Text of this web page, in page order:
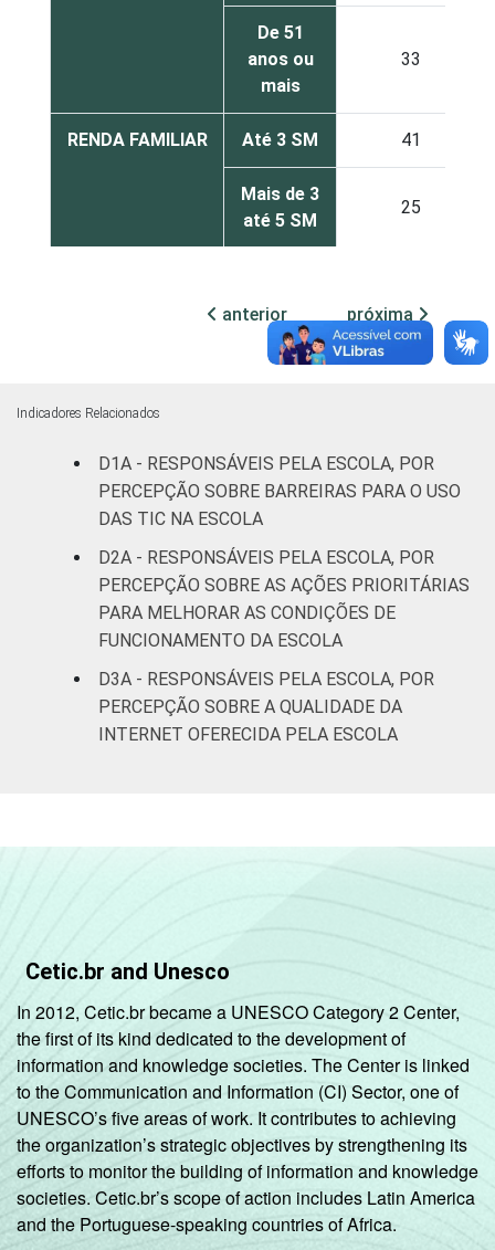
De 51
anos ou
mais
33
RENDA FAMILIAR Até 3 SM 41
Mais de 3
até 5 SM
25
Até 3 SM
Mais de 5
37
REGIÃO Norte 48
Centro-
Oeste
Nordeste 33
Total -
Públicas
34
Particular 3
Fonte: CGI.br/NIC.br, Centro Regional de
Estudos para o Desenvolvimento da
Sociedade da Informação (Cetic.br),
anterior próxima
Indicadores Relacionados
D1A - RESPONSÁVEIS PELA ESCOLA, POR
PERCEPÇÃO SOBRE BARREIRAS PARA O USO
DAS TIC NA ESCOLA
D2A - RESPONSÁVEIS PELA ESCOLA, POR
PERCEPÇÃO SOBRE AS AÇÕES PRIORITÁRIAS
PARA MELHORAR AS CONDIÇÕES DE
FUNCIONAMENTO DA ESCOLA
D3A - RESPONSÁVEIS PELA ESCOLA, POR
PERCEPÇÃO SOBRE A QUALIDADE DA
INTERNET OFERECIDA PELA ESCOLA
Cetic.br and Unesco
In 2012, Cetic.br became a UNESCO Category 2 Center,
the first of its kind dedicated to the development of
information and knowledge societies. The Center is linked
to the Communication and Information (CI) Sector, one of
UNESCO’s five areas of work. It contributes to achieving
the organization’s strategic objectives by strengthening its
efforts to monitor the building of information and knowledge
societies. Cetic.br’s scope of action includes Latin America
and the Portuguese-speaking countries of Africa.